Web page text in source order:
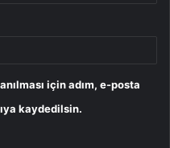
için adım, e-posta
kaydedilsin.